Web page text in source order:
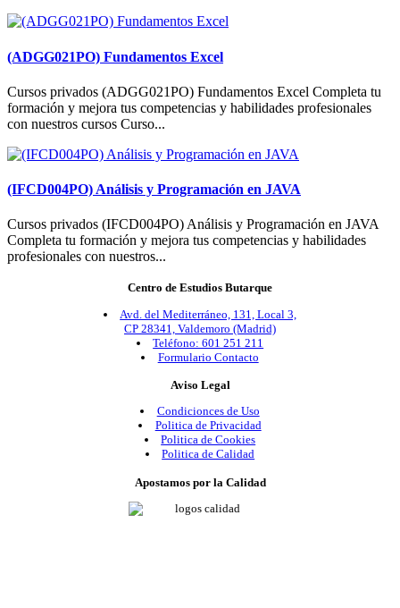
(ADGG021PO) Fundamentos Excel
Cursos privados (ADGG021PO) Fundamentos Excel Completa tu
formación y mejora tus competencias y habilidades profesionales
con nuestros cursos Curso...
(IFCD004PO) Análisis y Programación en JAVA
Cursos privados (IFCD004PO) Análisis y Programación en JAVA
Completa tu formación y mejora tus competencias y habilidades
profesionales con nuestros...
Centro de Estudios Butarque
Avd. del Mediterráneo, 131, Local 3,
CP 28341, Valdemoro (Madrid)
Teléfono: 601 251 211
Formulario Contacto
Aviso Legal
Condicionces de Uso
Politica de Privacidad
Politica de Cookies
Politica de Calidad
Apostamos por la Calidad